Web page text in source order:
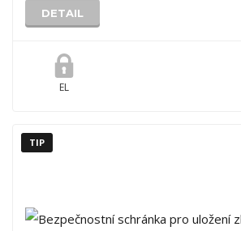
DETAIL
EL
TIP